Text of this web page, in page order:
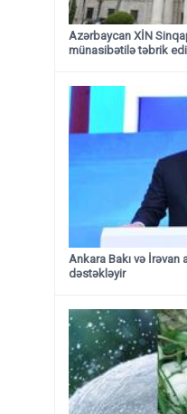
Azərbaycan XİN
münasibətilə təbrik
Ankara Bakı və İrəvan
dəstəkləyir